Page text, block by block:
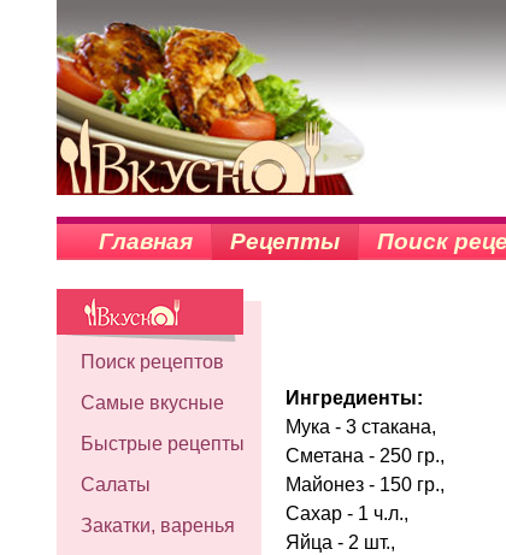
Главная Рецепты Поиск
Поиск рецептов
Самые вкусные
Быстрые рецепты
Салаты
Закатки, варенья
Ингредиенты:
Мука - 3 стакана,
Сметана - 250 гр.,
Майонез - 150 гр.,
Сахар - 1 ч.л.,
Яйца - 2 шт.,